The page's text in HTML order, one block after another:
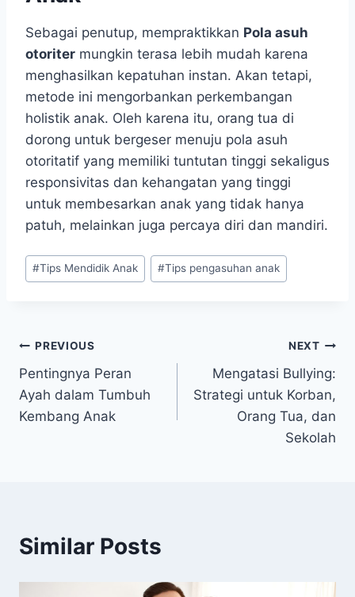
Sebagai penutup, mempraktikkan Pola asuh
otoriter mungkin terasa lebih mudah karena
menghasilkan kepatuhan instan. Akan tetapi,
metode ini mengorbankan perkembangan
holistik anak. Oleh karena itu, orang tua di
dorong untuk bergeser menuju pola asuh
otoritatif yang memiliki tuntutan tinggi sekaligus
responsivitas dan kehangatan yang tinggi
untuk membesarkan anak yang tidak hanya
patuh, melainkan juga percaya diri dan mandiri.
Post
Tags:
#Tips Mendidik Anak #Tips pengasuhan anak
Navigasi
pos
PREVIOUS
Pentingnya Peran
Ayah dalam Tumbuh
Kembang Anak
NEXT
Mengatasi Bullying:
Strategi untuk Korban,
Orang Tua, dan
Sekolah
Similar Posts